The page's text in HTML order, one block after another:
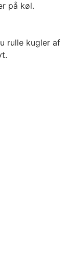
på køl.
rulle kugler af